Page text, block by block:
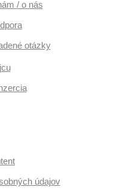
/ o nás
otázky
údajov